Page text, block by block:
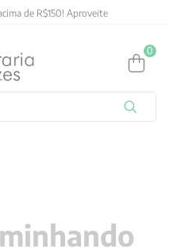
de R$150! Aproveite
0